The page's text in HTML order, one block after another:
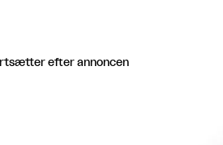
efter annoncen